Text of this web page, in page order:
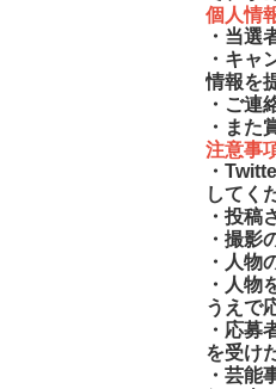
個人情
・当選
・キャ
情報を
・ご連
・また
注意事
・
してく
・投稿
・撮影
・人物
・人物
うえで
・応募
を受け
・芸能